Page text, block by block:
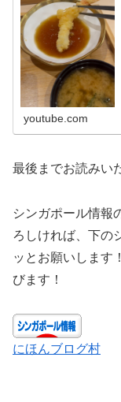
youtube.com
最後までお読みい
シンガポール情報
ろしければ、下の
ッとお願いします
びます！
にほんブログ村